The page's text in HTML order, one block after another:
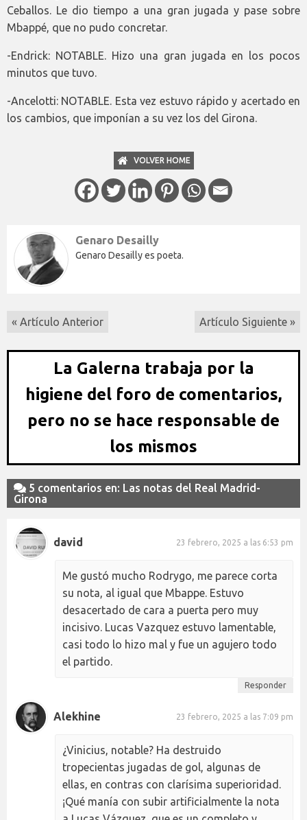
Ceballos. Le dio tiempo a una gran jugada y pase sobre
Mbappé, que no pudo concretar.
-Endrick: NOTABLE. Hizo una gran jugada en los pocos
minutos que tuvo.
-Ancelotti: NOTABLE. Esta vez estuvo rápido y acertado en
los cambios, que imponían a su vez los del Girona.
VOLVER HOME
Genaro Desailly
Genaro Desailly es poeta.
« Artículo Anterior Artículo Siguiente »
La Galerna trabaja por la
higiene del foro de comentarios,
pero no se hace responsable de
los mismos
5 comentarios en: Las notas del Real Madrid-
Girona
david 23 febrero, 2025 a las 6:53 pm
Me gustó mucho Rodrygo, me parece corta
su nota, al igual que Mbappe. Estuvo
desacertado de cara a puerta pero muy
incisivo. Lucas Vazquez estuvo lamentable,
casi todo lo hizo mal y fue un agujero todo
el partido.
Responder
Alekhine 23 febrero, 2025 a las 7:09 pm
¿Vinicius, notable? Ha destruido
tropecientas jugadas de gol, algunas de
ellas, en contras con clarísima superioridad.
¡Qué manía con subir artificialmente la nota